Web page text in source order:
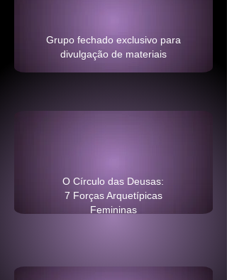
Grupo fechado exclusivo para
divulgação de materiais
O Círculo das Deusas:
7 Forças Arquetípicas
Femininas